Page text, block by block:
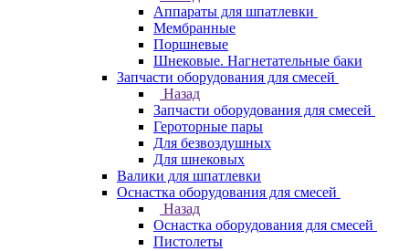
Аппараты для шпатлевки
Мембранные
Поршневые
Шнековые. Нагнетательные баки
Запчасти оборудования для смесей
Назад
Запчасти оборудования для смесей
Героторные пары
Для безвоздушных
Для шнековых
Валики для шпатлевки
Оснастка оборудования для смесей
Назад
Оснастка оборудования для смесей
Пистолеты